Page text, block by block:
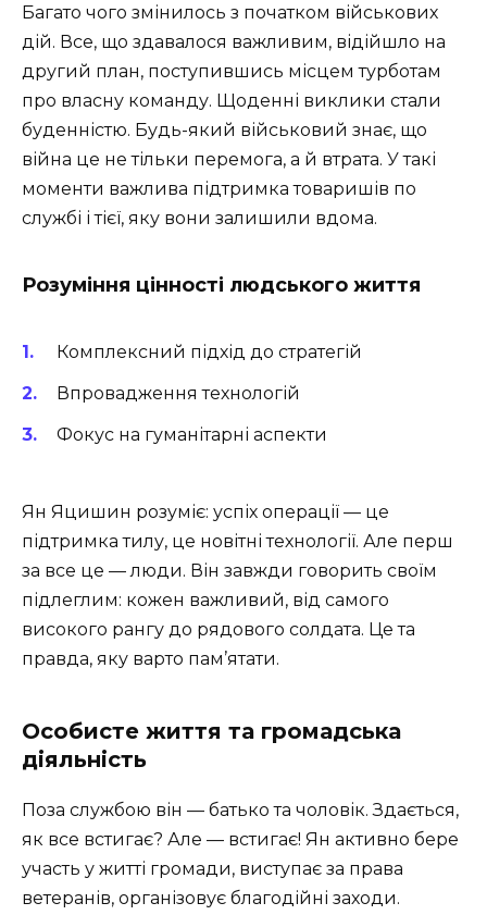
Багато чого змінилось з початком військових
дій. Все, що здавалося важливим, відійшло на
другий план, поступившись місцем турботам
про власну команду. Щоденні виклики стали
буденністю. Будь-який військовий знає, що
війна це не тільки перемога, а й втрата. У такі
моменти важлива підтримка товаришів по
службі і тієї, яку вони залишили вдома.
Розуміння цінності людського життя
Комплексний підхід до стратегій
Впровадження технологій
Фокус на гуманітарні аспекти
Ян Яцишин розуміє: успіх операції — це
підтримка тилу, це новітні технології. Але перш
за все це — люди. Він завжди говорить своїм
підлеглим: кожен важливий, від самого
високого рангу до рядового солдата. Це та
правда, яку варто пам’ятати.
Особисте життя та громадська
діяльність
Поза службою він — батько та чоловік. Здається,
як все встигає? Але — встигає! Ян активно бере
участь у житті громади, виступає за права
ветеранів, організовує благодійні заходи.